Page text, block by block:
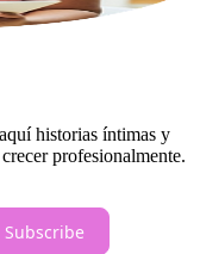
historias íntimas y
profesionalmente.
Subscribe